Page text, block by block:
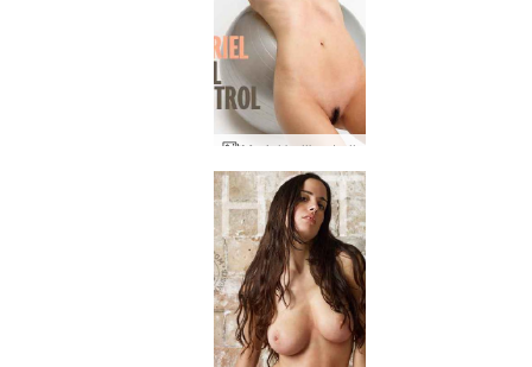
Muriel bollkontroll